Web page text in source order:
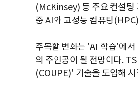
(McKinsey) 등 주요 컨설팅
중AI와 고성능 컴퓨팅(HPC)
주목할 변화는 'AI 학습'에서
의 주인공이 될 전망이다.
(COUPE)' 기술을 도입해